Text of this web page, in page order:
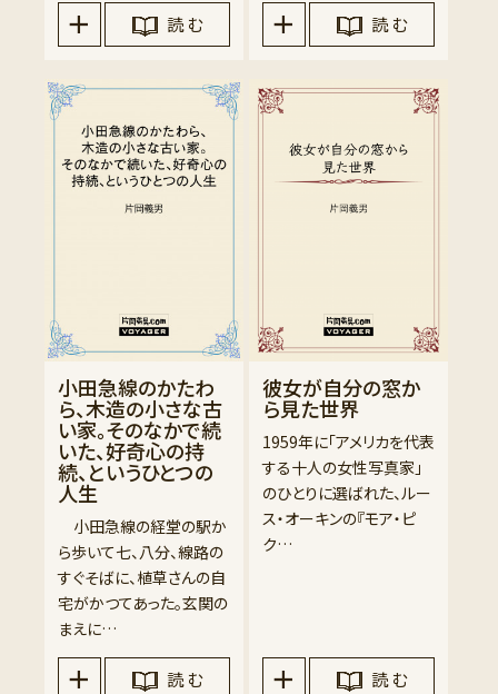
読 む 読 む
小田急線のかたわ
ら、木造の小さな古
い家。そのなかで続
いた、好奇心の持
続、というひとつの
人生
小田急線の経堂の駅か
ら歩いて七、八分、線路の
すぐそばに、植草さんの自
宅がかつてあった。玄関の
まえに…
読 む
彼女が自分の窓か
ら見た世界
1959年に「アメリカを代表
する十人の女性写真家」
のひとりに選ばれた、ルー
ス・オーキンの『モア・ピ
ク…
読 む